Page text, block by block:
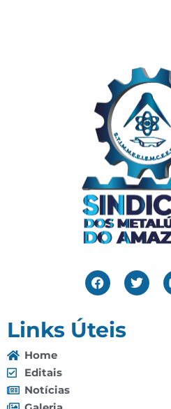
Links Úteis
Home
Editais
Notícias